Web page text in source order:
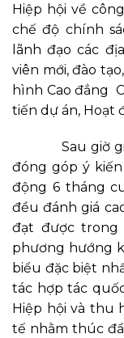
Hiệp hội về
chế độ chính
lãnh đạo các
viên mới, đào
hình Cao đẳng
tiến dự án, Hoạt
Sau giờ giải
đóng góp ý
động 6 tháng
đều đánh giá
đạt được trong
phương hướng
biểu đặc biệt
tác hợp tác
Hiệp hội và thu
tế nhằm thúc